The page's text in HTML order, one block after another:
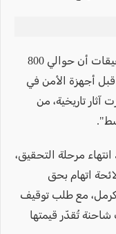
وأكد البيان: "بعد توقيفهما، أظهرت التحقيقات أن حوالي 800
أجهزة الأمن في
تاريخية، من
"في تاريخ 2.9.2025، وبعد انتهاء مرحلة التحقيق،
اتهام بحق
الكرمل، مع طلب توقيف
تُقدّر قيمتها